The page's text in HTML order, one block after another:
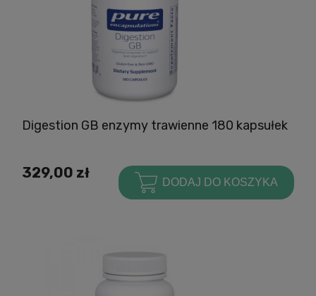
Digestion GB enzymy trawienne 180 kapsułek
329,00 zł
DODAJ DO KOSZYKA